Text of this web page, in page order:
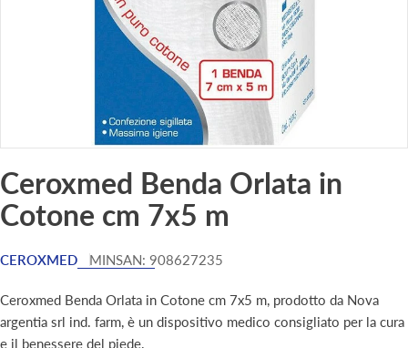
Ceroxmed Benda Orlata in
Cotone cm 7x5 m
CEROXMED MINSAN: 908627235
Ceroxmed Benda Orlata in Cotone cm 7x5 m, prodotto da Nova
argentia srl ind. farm, è un dispositivo medico consigliato per la cura
e il benessere del piede.